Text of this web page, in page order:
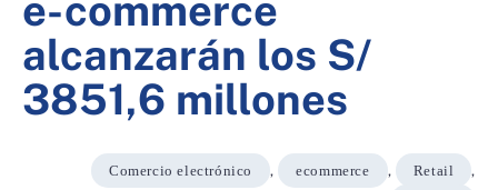
e-commerce
alcanzarán los S/
3851,6 millones
Comercio electrónico , ecommerce , Retail
,